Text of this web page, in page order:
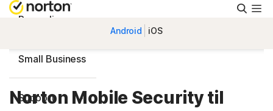
Søg
Personlig
Small Business
Support
Android iOS
Norton Mobile Security til